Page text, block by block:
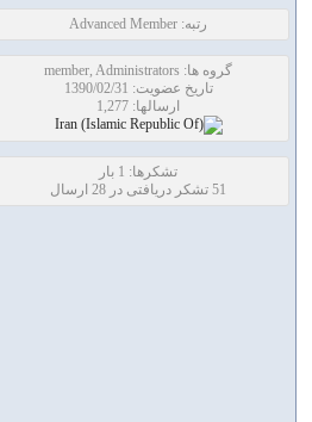
رتبه: Advanced Member
گروه ها: member, Administrators
تاریخ عضویت: 1390/02/31
ارسالها: 1,277
تشکرها: 1 بار
51 تشکر دریافتی در 28 ارسال